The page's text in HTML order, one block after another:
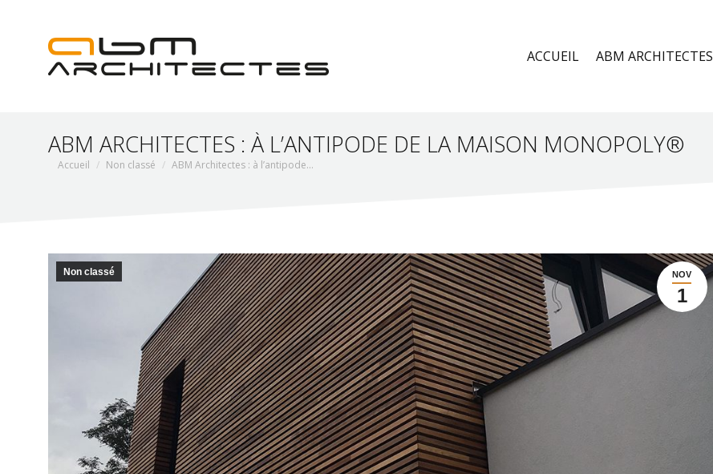
ACCUEIL ABM ARCHITECTES
ABM ARCHITECTES : À L’ANTIPODE DE LA MAISON MONOPOLY®
Vous êtes ici :
Accueil Non classé ABM Architectes : à l’antipode…
NOV
1
Non classé